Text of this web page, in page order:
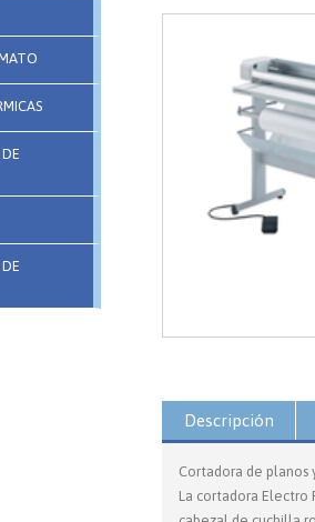
Descripción
Cortadora de planos
La cortadora Electro